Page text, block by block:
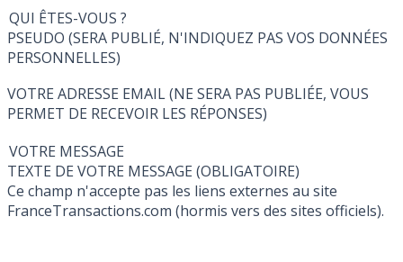
QUI ÊTES-VOUS ?
PSEUDO (SERA PUBLIÉ, N'INDIQUEZ PAS VOS DONNÉES
PERSONNELLES)
VOTRE ADRESSE EMAIL (NE SERA PAS PUBLIÉE, VOUS
PERMET DE RECEVOIR LES RÉPONSES)
VOTRE MESSAGE
TEXTE DE VOTRE MESSAGE (OBLIGATOIRE)
Ce champ n'accepte pas les liens externes au site
FranceTransactions.com (hormis vers des sites officiels).